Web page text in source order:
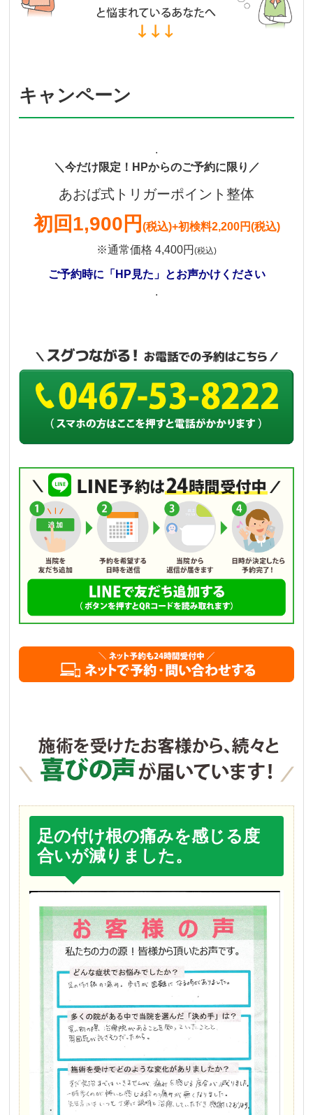
キャンペーン
.
＼今だけ限定！HPからのご予約に限り／
あおば式トリガーポイント整体
初回1,900円 (税込)+初検料2,200円(税込)
※通常価格 4,400円 (税込)
ご予約時に「HP見た」とお声かけください
.
足の付け根の痛みを感じる度
合いが減りました。